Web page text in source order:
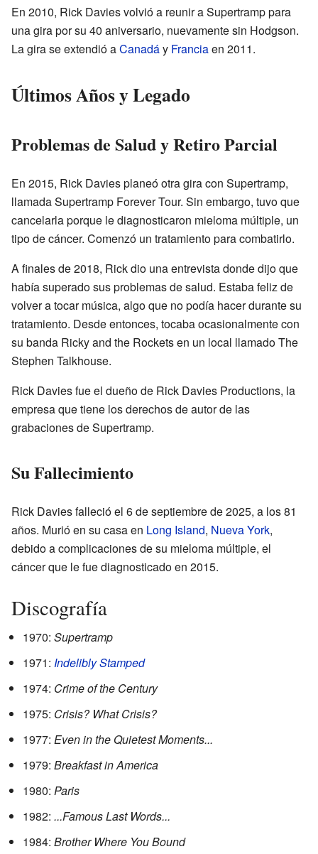
En 2010, Rick Davies volvió a reunir a Supertramp para
una gira por su 40 aniversario, nuevamente sin Hodgson.
La gira se extendió aCanadáy Franciaen 2011.
Últimos Años y Legado
Problemas de Salud y Retiro Parcial
En 2015, Rick Davies planeó otra gira con Supertramp,
llamada Supertramp Forever Tour. Sin embargo, tuvo que
cancelarla porque le diagnosticaron mieloma múltiple, un
tipo de cáncer. Comenzó un tratamiento para combatirlo.
A finales de 2018, Rick dio una entrevista donde dijo que
había superado sus problemas de salud. Estaba feliz de
volver a tocar música, algo que no podía hacer durante su
tratamiento. Desde entonces, tocaba ocasionalmente con
su banda Ricky and the Rockets en un local llamado The
Stephen Talkhouse.
Rick Davies fue el dueño de Rick Davies Productions, la
empresa que tiene los derechos de autor de las
grabaciones de Supertramp.
Su Fallecimiento
Rick Davies falleció el 6 de septiembre de 2025, a los 81
años. Murió en su casa en Long Island, Nueva York,
debido a complicaciones de su mieloma múltiple, el
cáncer que le fue diagnosticado en 2015.
Discografía
1970: Supertramp
1971: Indelibly Stamped
1974: Crime of the Century
1975: Crisis? What Crisis?
1977: Even in the Quietest Moments...
1979: Breakfast in America
1980: Paris
1982: ...Famous Last Words...
1984: Brother Where You Bound